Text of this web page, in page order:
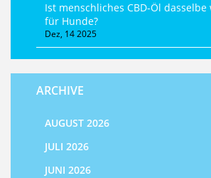
Ist menschliches CBD-Öl dasselbe
für Hunde?
Dez, 14 2025
ARCHIVE
AUGUST 2026
JULI 2026
JUNI 2026